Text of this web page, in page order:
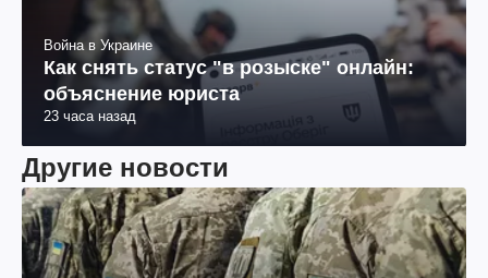
Война в Украине
Как снять статус "в розыске" онлайн:
объяснение юриста
23 часа назад
Другие новости